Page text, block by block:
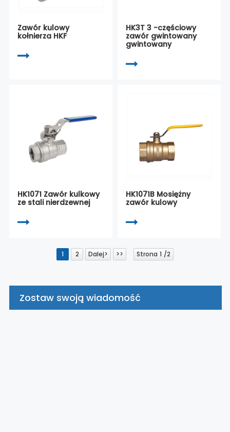
Zawór kulowy
kołnierza HKF
HK3T 3 -częściowy
zawór gwintowany
gwintowany
HK1071 Zawór kulkowy
ze stali nierdzewnej
HK1071B Mosiężny
zawór kulowy
1 2 Dalej> >> Strona 1 /2
Zostaw swoją wiadomość